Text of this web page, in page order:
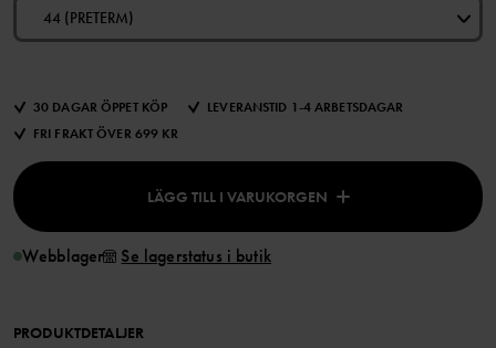
44 (PRETERM)
30 DAGAR ÖPPET KÖP
LEVERANSTID 1-4 ARBETSDAGAR
FRI FRAKT ÖVER 699 KR
LÄGG TILL I VARUKORGEN
Webblager Se lagerstatus i butik
PRODUKTDETALJER